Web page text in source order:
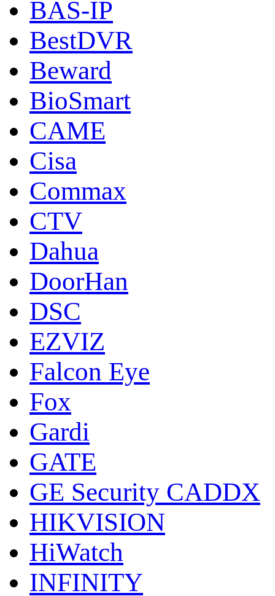
BAS-IP
BestDVR
Beward
BioSmart
CAME
Cisa
Commax
CTV
Dahua
DoorНan
DSC
EZVIZ
Falcon Eye
Fox
Gardi
GATE
GE Security CADDX
HIKVISION
HiWatch
INFINITY